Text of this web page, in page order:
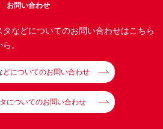
お問い合わせ
などについてのお問い合わせはこちら
。
どについてのお問い合わせ
についてのお問い合わせ